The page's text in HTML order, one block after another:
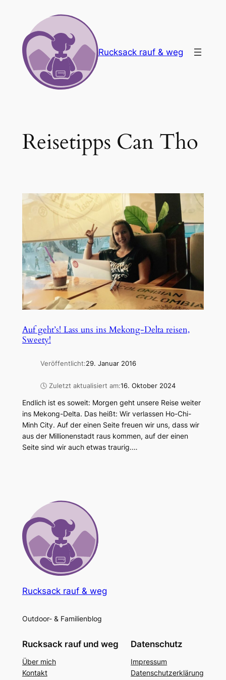
springen
Rucksack rauf & weg
Reisetipps Can Tho
Auf geht’s! Lass uns ins Mekong-Delta reisen,
Sweety!
Veröffentlicht:29. Januar 2016
🕓 Zuletzt aktualisiert am:16. Oktober 2024
Endlich ist es soweit: Morgen geht unsere Reise weiter
ins Mekong-Delta. Das heißt: Wir verlassen Ho-Chi-
Minh City. Auf der einen Seite freuen wir uns, dass wir
aus der Millionenstadt raus kommen, auf der einen
Seite sind wir auch etwas traurig.…
Rucksack rauf & weg
Outdoor- & Familienblog
Rucksack rauf und weg
Über mich
Kontakt
Datenschutz
Impressum
Datenschutzerklärung